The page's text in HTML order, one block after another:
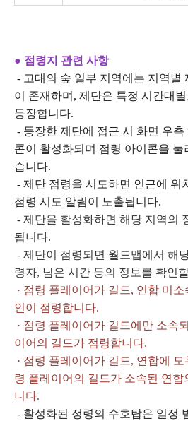
● 점령지 관련 사항
- 고대의 숲 일부 지역에는 지역별
이 존재하며, 제단은 특정 시간대
등장합니다.
- 등장한 제단에 접근 시 화면 우측
콘이 활성화되며 점령 아이콘을 눌
습니다.
- 제단 점령을 시도하면 인근에 위
점령 시도 알림이 노출됩니다.
- 제단을 활성화하면 해당 지역의
됩니다.
- 제단이 점령되면 월드맵에서 해
령자, 남은 시간 등의 정보를 확인
· 점령 플레이어가 길드, 연합 미
인이 점령합니다.
· 점령 플레이어가 길드에만 소속
이어의 길드가 점령합니다.
· 점령 플레이어가 길드, 연합에
령 플레이어의 길드가 소속된 연
니다.
- 활성화된 정령의 수호탑은 일정